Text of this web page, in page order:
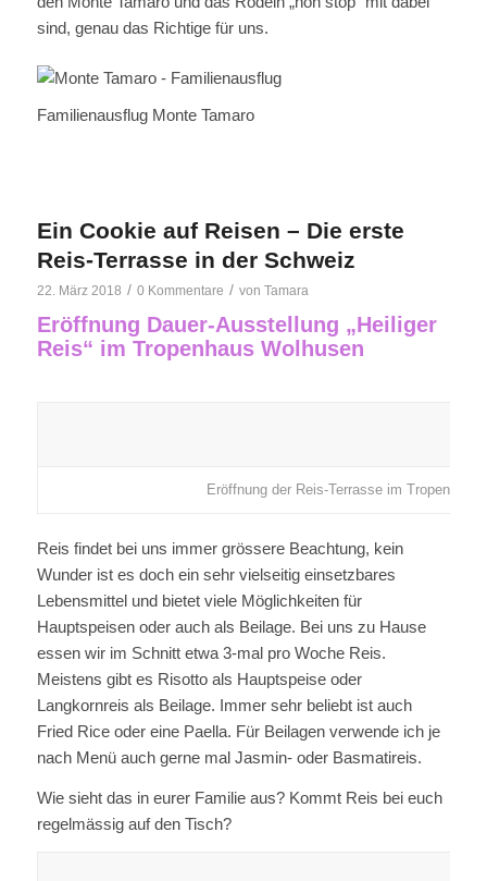
sind, genau das Richtige für uns.
Familienausflug Monte Tamaro
Ein Cookie auf Reisen – Die erste
Reis-Terrasse in der Schweiz
22. März 2018 / 0 Kommentare / von Tamara
Eröffnung Dauer-Ausstellung „Heiliger
Reis“ im Tropenhaus Wolhusen
Eröffnung der Reis-Terrasse im Tropenhaus
Reis findet bei uns immer grössere Beachtung, kein
Wunder ist es doch ein sehr vielseitig einsetzbares
Lebensmittel und bietet viele Möglichkeiten für
Hauptspeisen oder auch als Beilage. Bei uns zu Hause
essen wir im Schnitt etwa 3-mal pro Woche Reis.
Meistens gibt es Risotto als Hauptspeise oder
Langkornreis als Beilage. Immer sehr beliebt ist auch
Fried Rice oder eine Paella. Für Beilagen verwende ich je
nach Menü auch gerne mal Jasmin- oder Basmatireis.
Wie sieht das in eurer Familie aus? Kommt Reis bei euch
regelmässig auf den Tisch?